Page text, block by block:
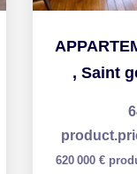
, Saint
620 000 €